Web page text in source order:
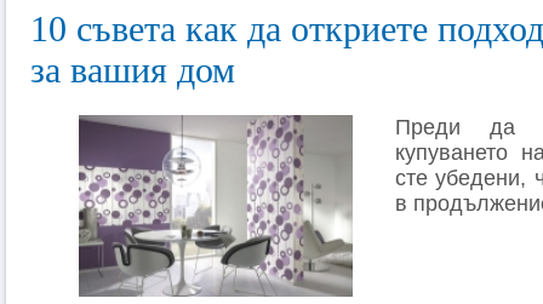
10 съвета как да откриете
за вашия дом
Преди да
купуването
сте убедени,
в